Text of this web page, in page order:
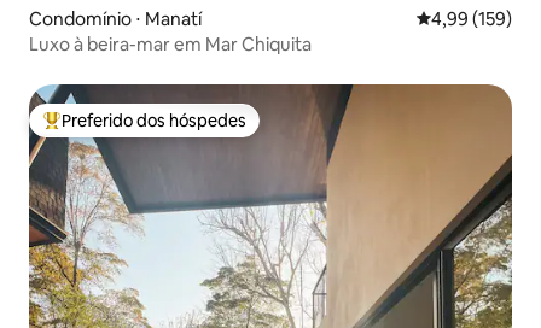
Condomínio ⋅ Manatí 4,99 de uma
4,99 (159)
Luxo à beira-mar em Mar Chiquita
Entre os melhores preferidos dos hóspedes
Preferido dos hóspedes